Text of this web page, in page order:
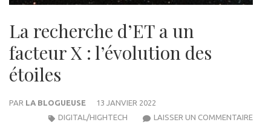
La recherche d’ET a un
facteur X : l’évolution des
étoiles
PAR LA BLOGUEUSE
13 JANVIER 2022
LAISSER UN COMMENTAIRELA
DIGITAL/HIGHTECH